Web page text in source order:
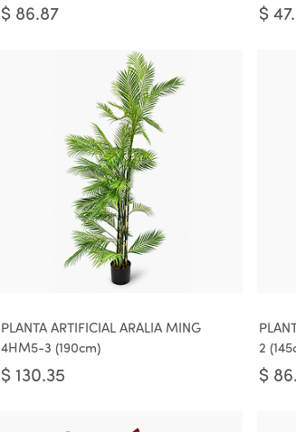
$ 86.87 $
PLANTA ARTIFICIAL ARALIA MING
4HM5-3 (190cm)
$ 130.35
2
$